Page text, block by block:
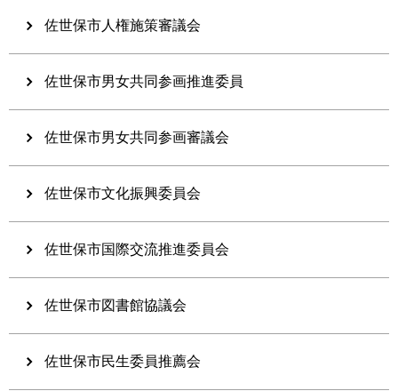
佐世保市人権施策審議会
佐世保市男女共同参画推進委員
佐世保市男女共同参画審議会
佐世保市文化振興委員会
佐世保市国際交流推進委員会
佐世保市図書館協議会
佐世保市民生委員推薦会